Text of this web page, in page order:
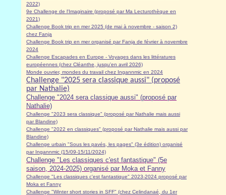
2022)
9e Challenge de l'Imaginaire (proposé par Ma Lecturothèque en
2021)
Challenge Book trip en mer 2025 (de mai à novembre - saison 2)
chez Fanja
Challenge Book trip en mer organisé par Fanja de février à novembre
2024
Challenge Escapades en Europe - Voyages dans les littératures
européennes (chez Cléanthe, jusqu'en avril 2026)
Monde ouvrier, mondes du travail chez Ingannmic en 2024
Challenge "2025 sera classique aussi" (proposé
par Nathalie)
Challenge "2024 sera classique aussi" (proposé par
Nathalie)
Challenge "2023 sera classique" (proposé par Nathalie mais aussi
par Blandine)
Challenge "2022 en classiques" (proposé par Nathalie mais aussi par
Blandine)
Challenge urbain "Sous les pavés, les pages" (3e édition) organisé
par Ingannmic (15/09-15/11/2024)
Challenge "Les classiques c'est fantastique" (5e
saison, 2024-2025) organisé par Moka et Fanny
Challenge "Les classiques c'est fantastique" 2023-2024 proposé par
Moka et Fanny
Challenge "Winter short stories in SFF" (chez Celindanaé, du 1er